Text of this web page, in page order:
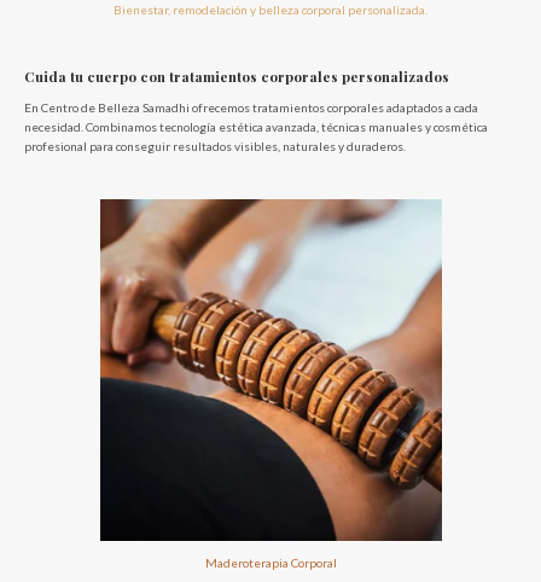
Bienestar, remodelación y belleza corporal personalizada.
Cuida tu cuerpo con tratamientos corporales personalizados
En Centro de Belleza Samadhi ofrecemos tratamientos corporales adaptados a cada
necesidad. Combinamos tecnología estética avanzada, técnicas manuales y cosmética
profesional para conseguir resultados visibles, naturales y duraderos.
Maderoterapia Corporal